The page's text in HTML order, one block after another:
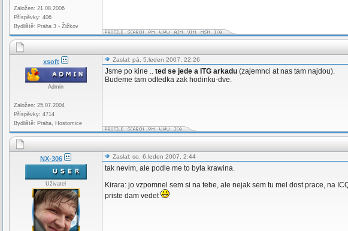
Založen: 21.08.2006
Příspěvky: 406
Bydliště: Praha 3 - Žižkov
xsoft
Admin
Založen: 25.07.2004
Příspěvky: 4714
Bydliště: Praha, Hostomice
Zaslal: pá, 5.leden 2007, 22:26
Jsme po kine .. ted se jede a ITG arkadu (zajemnci at nas tam najdou).
Budeme tam odtedka zak hodinku-dve.
NX-306
Uživatel
Zaslal: so, 6.leden 2007, 2:44
tak nevim, ale podle me to byla krawina.
Kirara: jo vzpomnel sem si na tebe, ale nejak sem tu mel dost prace, na
priste dam vedet